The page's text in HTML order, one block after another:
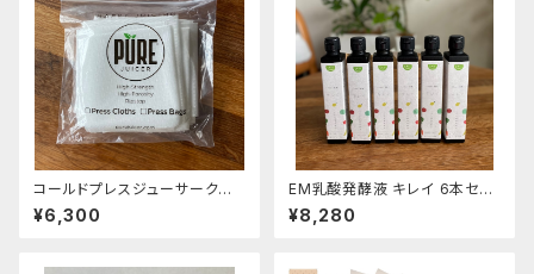
コールドプレスジューサークロ
ス（ノーウォークジューサー、ピュ
アジューサー）
¥6,300
EM乳酸発酵液 キレイ 6本セッ
ト（送料無料）
¥8,280